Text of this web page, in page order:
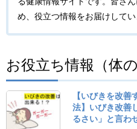
め、役立つ情報をお届けしてい
お役立ち情報（体の
【いびきを改善
法】いびき改善
るさい」と言わ